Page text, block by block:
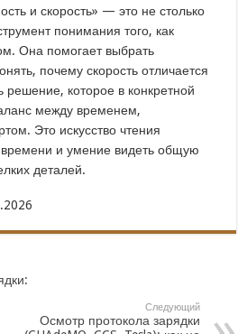
и скорость» — это не столько
понимания того, как
Она помогает выбрать
почему скорость отличается
которое в конкретной
между временем,
Это искусство чтения
и умение видеть общую
деталей.
Следующий
Осмотр протокола зарядки